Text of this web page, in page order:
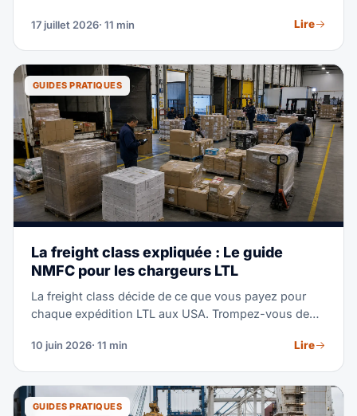
complet, explique les frais GRI et PSS, et indique
Utilisez-le pour garder votre fret en mouvement
pendant que tous les autres se disputent l'espace.
17 juillet 2026· 11 min Lire
GUIDES PRATIQUES
La freight class expliquée : Le guide
NMFC pour les chargeurs LTL
La freight class décide de ce que vous payez pour
chaque expédition LTL aux USA. Trompez-vous de
plus élevé plus des frais. Ce guide couvre les 18
une façon simple de calculer votre densité.
10 juin 2026· 11 min Lire
GUIDES PRATIQUES